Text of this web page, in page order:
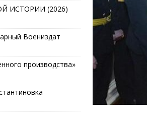
ИСТОРИИ (2026)
Воениздат
производства»